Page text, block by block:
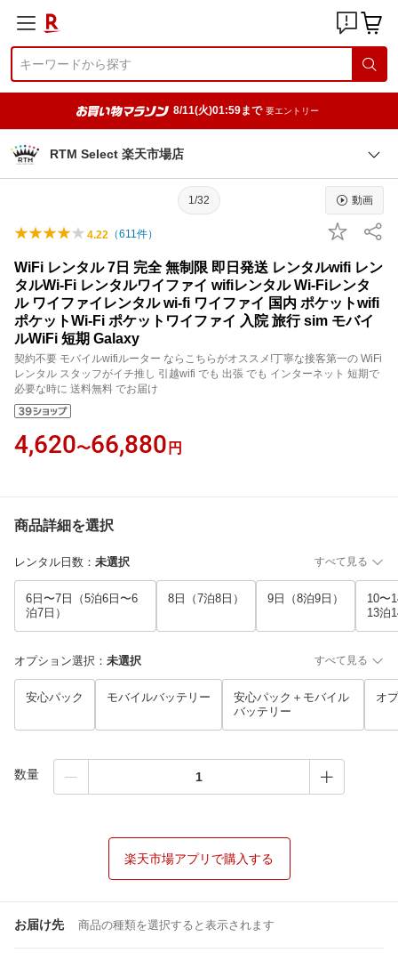
8/11(火)01:59まで 要エントリー
RTM Select 楽天市場店
1/32 動画
4.22 （611件）
WiFi レンタル 7日 完全 無制限 即日発送 レンタルwifi レン
タルWi-Fi レンタルワイファイ wifiレンタル Wi-Fiレンタ
ル ワイファイレンタル wi-fi ワイファイ 国内 ポケットwifi
ポケットWi-Fi ポケットワイファイ 入院 旅行 sim モバイ
ルWiFi 短期 Galaxy
契約不要 モバイルwifiルーター ならこちらがオススメ!丁寧な接客第一の WiFi
レンタル スタッフがイチ推し 引越wifi でも 出張 でも インターネット 短期で
必要な時に 送料無料 でお届け
4,620〜66,880 円
商品詳細を選択
レンタル日数 ： 未選択 すべて見る
6日〜7日（5泊6日〜6
泊7日）
8日（7泊8日） 9日（8泊9日）
10〜
13泊
オプション選択 ： 未選択 すべて見る
安心パック モバイルバッテリー
安心パック＋モバイル
バッテリー
オ
数量
楽天市場アプリで購入する
お届け先 商品の種類を選択すると表示されます